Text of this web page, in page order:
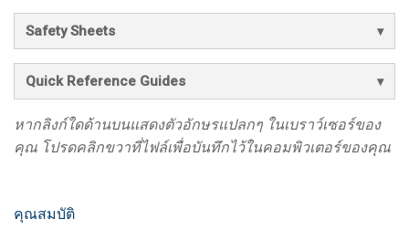
Safety Sheets
Quick Reference Guides
หากลิงก์ใดด้านบนแสดงตัวอักษรแปลกๆ ในเบราว์เซอร์ของ
คุณ โปรดคลิกขวาที่ไฟล์เพื่อบันทึกไว้ในคอมพิวเตอร์ของคุณ
คุณสมบัติ